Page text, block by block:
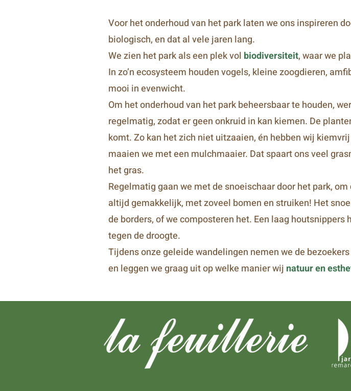
Voor het onderhoud van het park laten we ons inspireren
biologisch, en dat al vele jaren lang.
We zien het park als een plek vol biodiversiteit, waar we
In zo’n ecosysteem houden vogels, kleine zoogdieren,
mooi in evenwicht.
Om het onderhoud van het park beheersbaar te houden,
regelmatig, zodat er geen onkruid in kan kiemen. De
komt. Zo kan het zich niet uitzaaien, én hebben wij
maaien we met een mulchmaaier. Dat spaart ons veel
het gras.
Regelmatig gaan we met de snoeischaar door het park,
altijd gemakkelijk, met zoveel bomen en struiken! Het
de borders, of we composteren het. Een laag
tegen de droogte.
Tijdens onze geleide wandelingen nemen we de
en leggen we graag uit op welke manier wij natuur en